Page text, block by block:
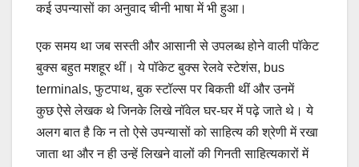
कई उपन्यासों का अनुवाद चीनी भाषा में भी हुआ।
एक समय था जब सस्ती और आसानी से उपलब्ध होने वाली पॉकेट
बुक्स बहुत मशहूर थीं। ये पॉकेट बुक्स रेलवे स्टेशंस, bus
terminals, फुटपाथ, बुक स्टॉल्स पर बिकती थीं और उनमें
कुछ ऐसे लेखक थे जिनके लिखे नॉवेल घर-घर में पढ़े जाते थे। ये
अलग बात है कि न तो ऐसे उपन्यासों को साहित्य की श्रेणी में रखा
जाता था और न ही उन्हें लिखने वालों की गिनती साहित्यकारों में